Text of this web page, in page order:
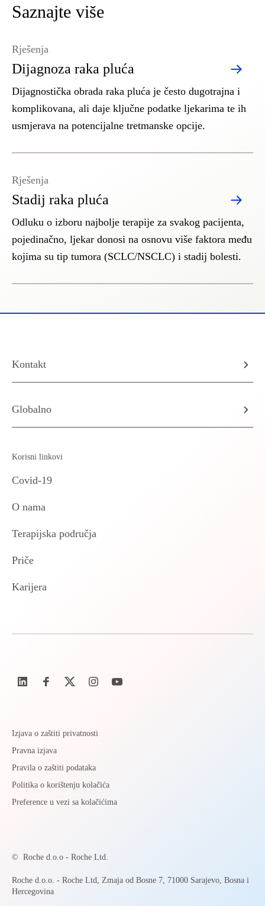
Saznajte više
Dijagnoza raka pluća
Rješenja
Dijagnostička obrada raka pluća je često dugotrajna i
komplikovana, ali daje ključne podatke ljekarima te ih
usmjerava na potencijalne tretmanske opcije.
Stadij raka pluća
Rješenja
Odluku o izboru najbolje terapije za svakog pacijenta,
pojedinačno, ljekar donosi na osnovu više faktora među
kojima su tip tumora (SCLC/NSCLC) i stadij bolesti.
Kontakt
Globalno
Korisni linkovi
Covid-19
O nama
Terapijska područja
Priče
Karijera
Izjava o zaštiti privatnosti
Pravna izjava
Pravila o zaštiti podataka
Politika o korištenju kolačića
Preference u vezi sa kolačićima
© Roche d.o.o - Roche Ltd.
Roche d.o.o. - Roche Ltd, Zmaja od Bosne 7, 71000 Sarajevo, Bosna i
Hercegovina